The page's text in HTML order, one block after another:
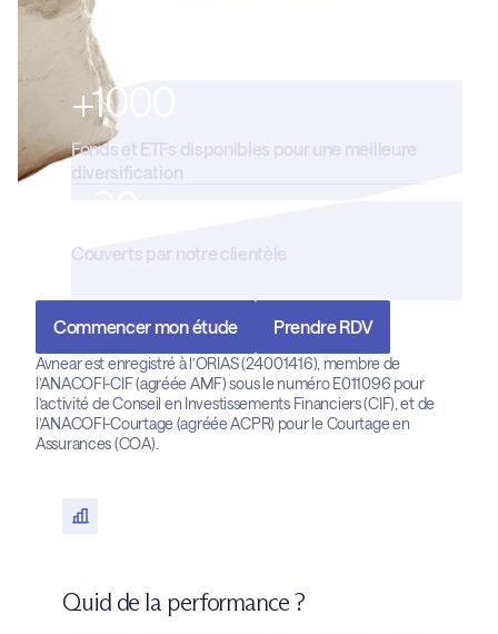
+1000
Fonds et ETFs disponibles pour une meilleure
diversification
Couverts par notre clientèle
Commencer mon étude Prendre RDV
Avnear est enregistré à l’ORIAS (24001416), membre de
l’ANACOFI-CIF (agréée AMF) sous le numéro E011096 pour
l’activité de Conseil en Investissements Financiers (CIF), et de
l’ANACOFI-Courtage (agréée ACPR) pour le Courtage en
Assurances (COA).
Quid de la performance ?